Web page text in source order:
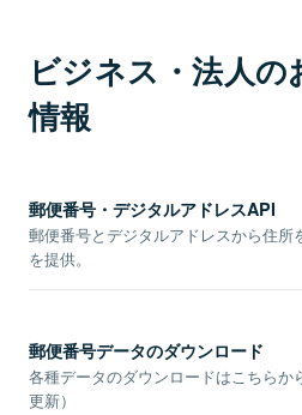
ビジネス・法人の
情報
郵便番号・デジタルアドレスAPI
郵便番号とデジタルアドレスから住所
を提供。
郵便番号データのダウンロード
各種データのダウンロードはこちらか
更新）